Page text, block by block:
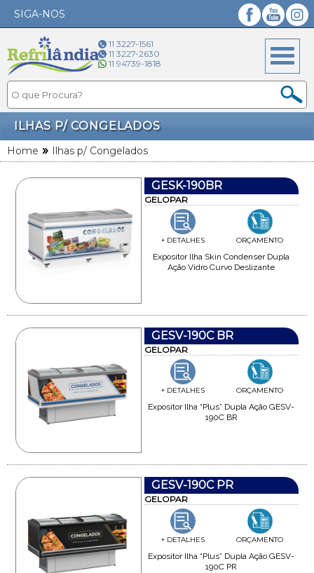
SIGA-NOS Instagram
11 3227-1561
11 3227-2630
11 94739-1818
ILHAS P/ CONGELADOS
Home » Ilhas p/ Congelados
GESK-190BR
GELOPAR
+ DETALHES ORÇAMENTO
Expositor Ilha Skin Condenser Dupla
Ação Vidro Curvo Deslizante
GESV-190C BR
GELOPAR
+ DETALHES ORÇAMENTO
Expositor Ilha “Plus” Dupla Ação GESV-
190C BR
GESV-190C PR
GELOPAR
+ DETALHES ORÇAMENTO
Expositor Ilha “Plus” Dupla Ação GESV-
190C PR